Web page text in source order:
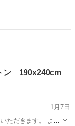
ン 190x240cm
1月7日
ただきます。 よろ